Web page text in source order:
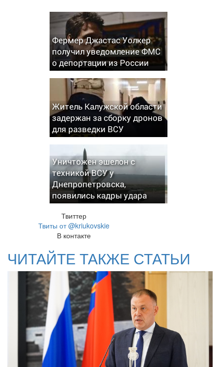
Фермер Джастас Уолкер
получил уведомление ФМС
о депортации из России
Житель Калужской области
задержан за сборку дронов
для разведки ВСУ
Уничтожен эшелон с
техникой ВСУ у
Днепропетровска,
появились кадры удара
Твиттер
Твиты от @kriukovskie
В контакте
ЧИТАЙТЕ ТАКЖЕ СТАТЬИ